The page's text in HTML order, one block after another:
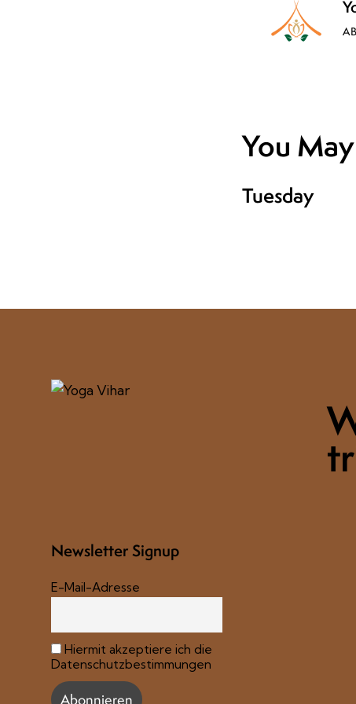
You
Tuesday
Newsletter Signup
E-Mail-Adresse
Hiermit akzeptiere ich die
Datenschutzbestimmungen